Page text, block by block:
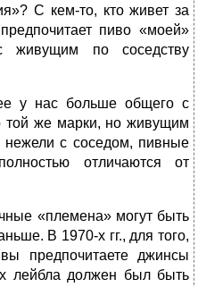
С кем‑то, кто живет за
пиво «моей»
живущим по соседству
у нас больше общего с
той же марки, но живущим
нежели с соседом, пивные
отличаются от
«племена» могут быть
В 1970‑х гг., для того,
предпочитаете джинсы
лейбла должен был быть